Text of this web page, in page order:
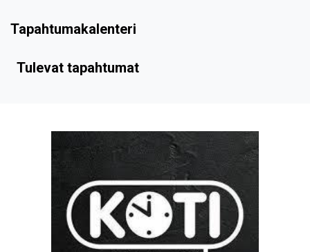
Tapahtumakalenteri
Tulevat tapahtumat